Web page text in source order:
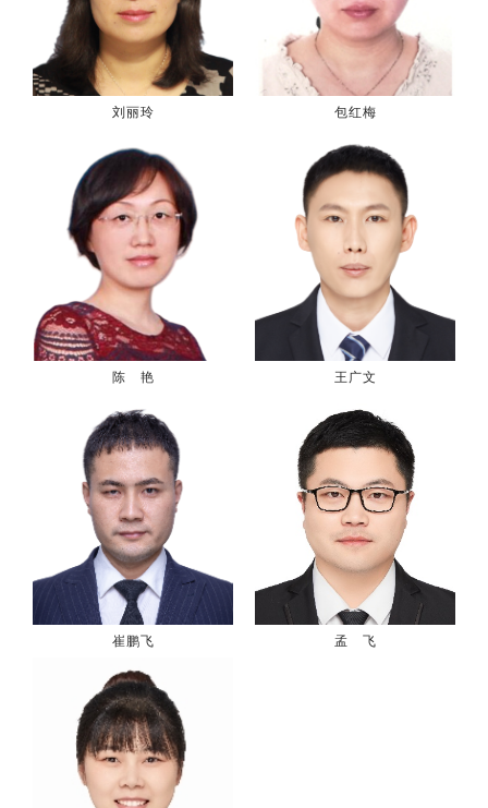
刘丽玲 包红梅
陈 艳 王广文
崔鹏飞 孟 飞